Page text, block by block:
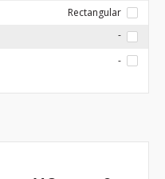
Rectangular
-
-